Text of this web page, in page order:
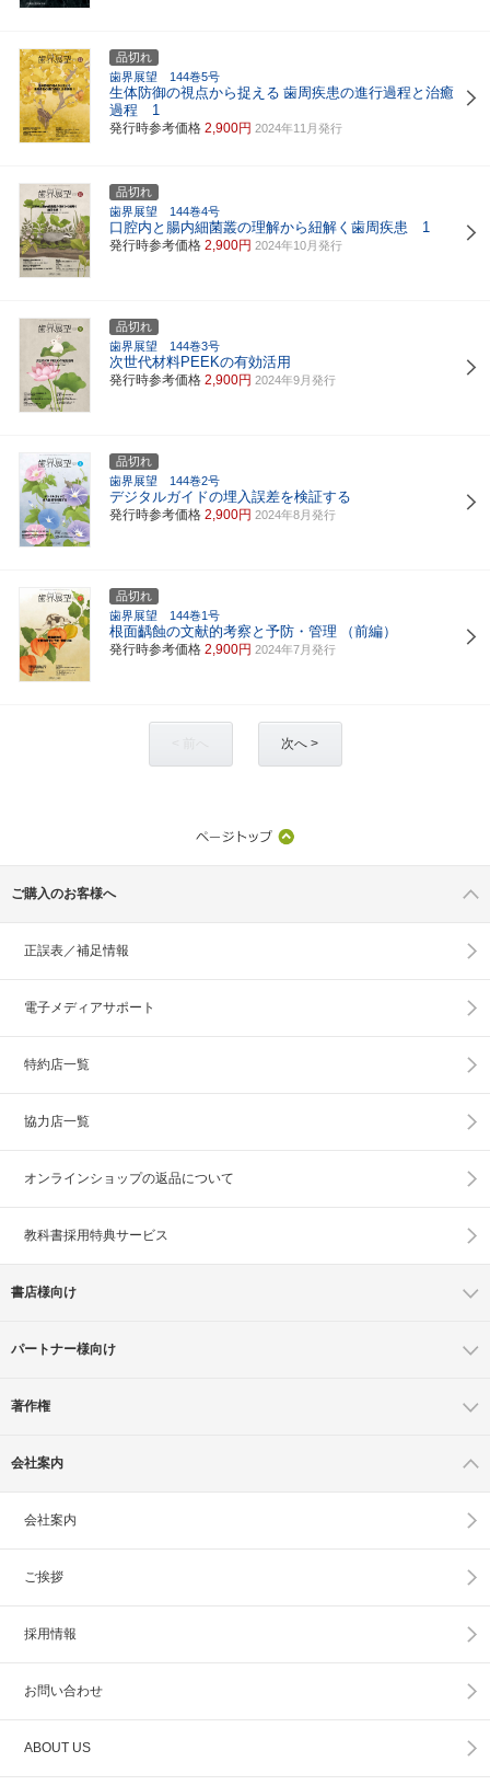
品切れ
歯界展望 144巻5号
生体防御の視点から捉える 歯周疾患の進行過程と治癒
過程 1
発行時参考価格 2,900円 2024年11月発行
品切れ
歯界展望 144巻4号
口腔内と腸内細菌叢の理解から紐解く歯周疾患 1
発行時参考価格 2,900円 2024年10月発行
品切れ
歯界展望 144巻3号
次世代材料PEEKの有効活用
発行時参考価格 2,900円 2024年9月発行
品切れ
歯界展望 144巻2号
デジタルガイドの埋入誤差を検証する
発行時参考価格 2,900円 2024年8月発行
品切れ
歯界展望 144巻1号
根面齲蝕の文献的考察と予防・管理 （前編）
発行時参考価格 2,900円 2024年7月発行
次へ >
ご購入のお客様へ
正誤表／補足情報
電子メディアサポート
特約店一覧
協力店一覧
オンラインショップの返品について
教科書採用特典サービス
書店様向け
パートナー様向け
著作権
会社案内
会社案内
ご挨拶
採用情報
お問い合わせ
ABOUT US